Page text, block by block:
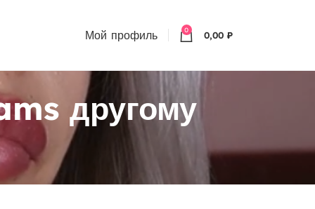
Мой профиль 0 0,00 ₽
другому